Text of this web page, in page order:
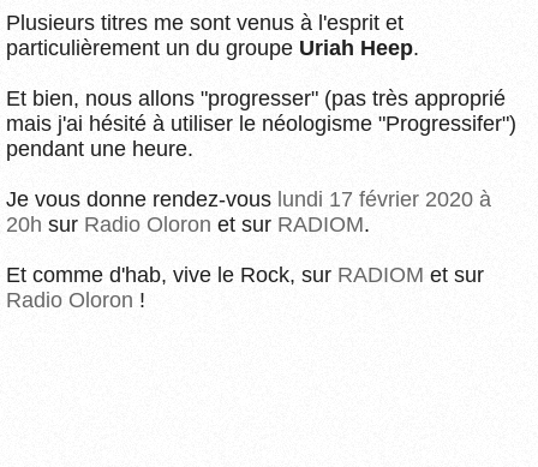
Plusieurs titres me sont venus à l'esprit et
particulièrement un du groupe Uriah Heep.
Et bien, nous allons "progresser" (pas très approprié
mais j'ai hésité à utiliser le néologisme "Progressifer")
pendant une heure.
Je vous donne rendez-vous lundi 17 février 2020 à
20h sur Radio Oloron et sur RADIOM.
Et comme d'hab, vive le Rock, sur RADIOM et sur
Radio Oloron !